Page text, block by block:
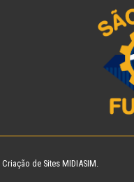
Criação de Sites MIDIASIM.